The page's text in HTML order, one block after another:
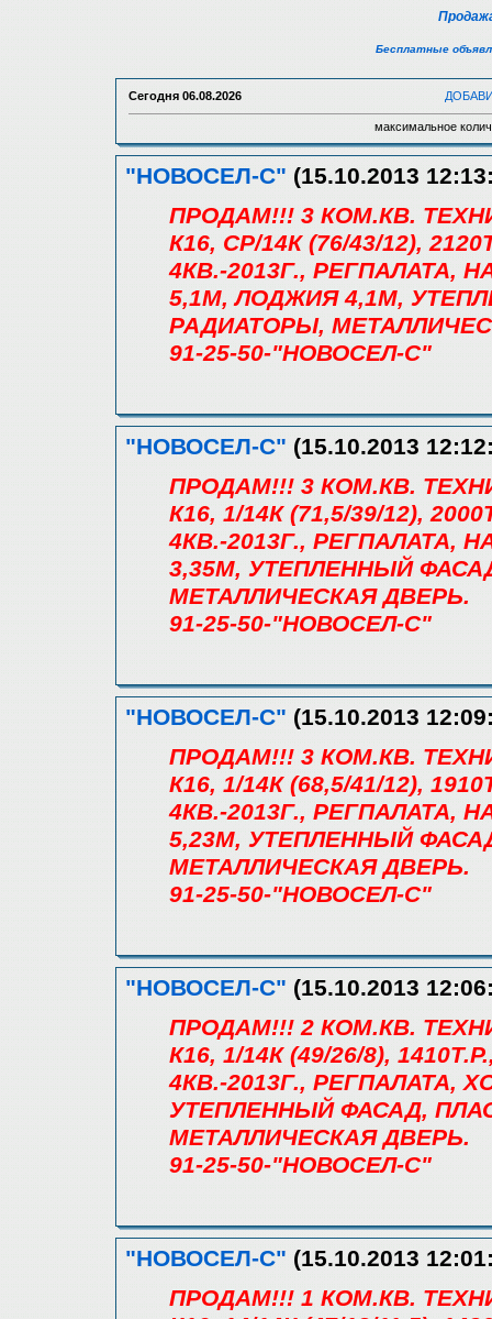
Бесплатные
Сегодня 06.08.2026
максимальное
"НОВОСЕЛ-С" (15.10.2013
ПРОДАМ!!! 3 КОМ.КВ.
К16, СР/14К (76/43/12),
4КВ.-2013Г., РЕГПАЛАТА,
5,1М, ЛОДЖИЯ 4,1М,
РАДИАТОРЫ,
91-25-50-"НОВОСЕЛ-С"
"НОВОСЕЛ-С" (15.10.2013
ПРОДАМ!!! 3 КОМ.КВ.
К16, 1/14К (71,5/39/12),
4КВ.-2013Г., РЕГПАЛАТА,
3,35М, УТЕПЛЕННЫЙ
МЕТАЛЛИЧЕСКАЯ ДВЕРЬ.
91-25-50-"НОВОСЕЛ-С"
"НОВОСЕЛ-С" (15.10.2013
ПРОДАМ!!! 3 КОМ.КВ.
К16, 1/14К (68,5/41/12),
4КВ.-2013Г., РЕГПАЛАТА,
5,23М, УТЕПЛЕННЫЙ
МЕТАЛЛИЧЕСКАЯ ДВЕРЬ.
91-25-50-"НОВОСЕЛ-С"
"НОВОСЕЛ-С" (15.10.2013
ПРОДАМ!!! 2 КОМ.КВ.
К16, 1/14К (49/26/8),
4КВ.-2013Г., РЕГПАЛАТА,
УТЕПЛЕННЫЙ ФАСАД,
МЕТАЛЛИЧЕСКАЯ ДВЕРЬ.
91-25-50-"НОВОСЕЛ-С"
"НОВОСЕЛ-С" (15.10.2013
ПРОДАМ!!! 1 КОМ.КВ.